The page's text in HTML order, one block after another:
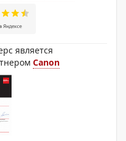
является
Canon